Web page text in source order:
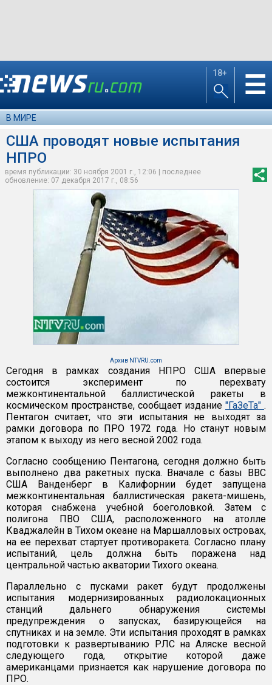
18+ ☰
В МИРЕ
США проводят новые испытания
НПРО
время публикации: 30 ноября 2001 г., 12:06 | последнее
обновление: 07 декабря 2017 г., 08:56
Архив NTVRU.com
Сегодня в рамках создания НПРО США впервые
состоится эксперимент по перехвату
межконтинентальной баллистической ракеты в
космическом пространстве, сообщает издание "ГаЗеТа" .
Пентагон считает, что эти испытания не выходят за
рамки договора по ПРО 1972 года. Но станут новым
этапом к выходу из него весной 2002 года.
Согласно сообщению Пентагона, сегодня должно быть
выполнено два ракетных пуска. Вначале с базы ВВС
США Ванденберг в Калифорнии будет запущена
межконтинентальная баллистическая ракета-мишень,
которая снабжена учебной боеголовкой. Затем с
полигона ПВО США, расположенного на атолле
Кваджалейн в Тихом океане на Маршалловых островах,
на ее перехват стартует противоракета. Согласно плану
испытаний, цель должна быть поражена над
центральной частью акватории Тихого океана.
Параллельно с пусками ракет будут продолжены
испытания модернизированных радиолокационных
станций дальнего обнаружения системы
предупреждения о запусках, базирующейся на
спутниках и на земле. Эти испытания проходят в рамках
подготовки к развертыванию РЛС на Аляске весной
следующего года, открытие которой даже
американцами признается как нарушение договора по
ПРО.